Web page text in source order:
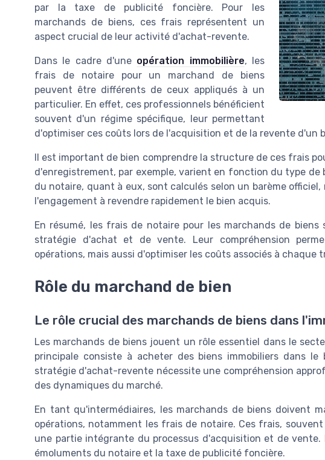
par la taxe de publicité foncière. Pour les
marchands de biens, ces frais représentent un
aspect crucial de leur activité d'achat-revente.
Dans le cadre d'une opération immobilière, les
frais de notaire pour un marchand de biens
peuvent être différents de ceux appliqués à un
particulier. En effet, ces professionnels bénéficient
souvent d'un régime spécifique, leur permettant
d'optimiser ces coûts lors de l'acquisition et de la revente d'un
Il est important de bien comprendre la structure de ces frais
d'enregistrement, par exemple, varient en fonction du type de
du notaire, quant à eux, sont calculés selon un barème
l'engagement à revendre rapidement le bien acquis.
En résumé, les frais de notaire pour les marchands de
stratégie d'achat et de vente. Leur compréhension
opérations, mais aussi d'optimiser les coûts associés à chaque
Rôle du marchand de bien
Le rôle crucial des marchands de biens dans
Les marchands de biens jouent un rôle essentiel dans le
principale consiste à acheter des biens immobiliers dans
stratégie d'achat-revente nécessite une compréhension
des dynamiques du marché.
En tant qu'intermédiaires, les marchands de biens doivent
opérations, notamment les frais de notaire. Ces frais,
une partie intégrante du processus d'acquisition et de
émoluments du notaire et la taxe de publicité foncière.